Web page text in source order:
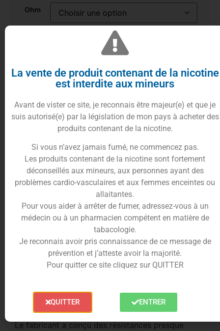
Ohm
points fidélités
Description Informations complémentaires
Trusted Shops Reviews
Des résistances pour votre pod
Vinci, Drag et Argus
ésistances Pnp Voopoo M1, R1, R2sont
vous permettront de changer de style de vape en
un clin d’oeil. Elles sont composées de Mesh pour
une chauffe homogène et idéale.
Le fabricant a conçu des résistances presque
La vente de produit contenant de la nicotine
est interdite aux mineurs
Avant de vister ce site, je reconnais être majeur(e) et que je
suis autorisé(e) par la législation de mon pays à acheter des
produits contenant de la nicotine.
Si vous n’avez jamais fumé, ne commencez pas.
Les produits contenant de la nicotine sont fortement
déconseillés aux mineurs, aux personnes ayant des
problèmes cardio-vasculaires et aux femmes enceintes ou
allaitantes.
Pour vous aider à arrêter de fumer, adressez-vous à un
médecin ou à un pharmacien compétent en matière de
tabacologie.
Je reconnais avoir pris connaissance de ce message de
prévention et j’atteste avoir la majorité.
Pour quitter ce site cliquez sur QUITTER
QUITTER ENTRER